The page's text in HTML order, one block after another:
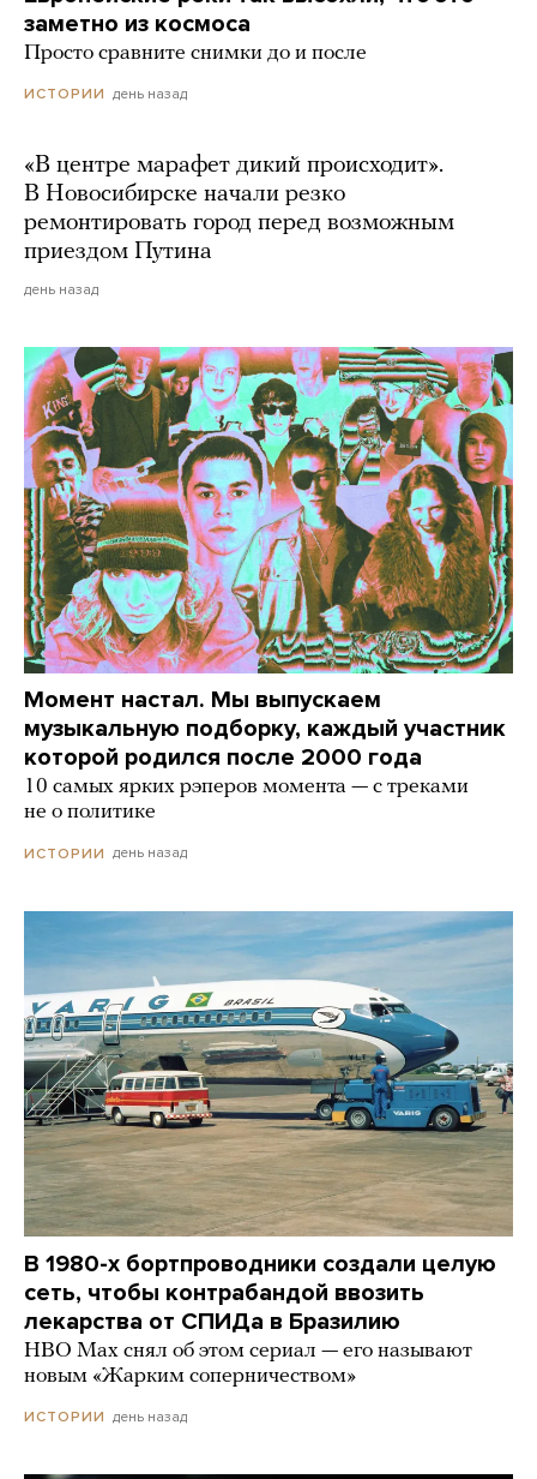
заметно из космоса
Просто сравните снимки до и после
ИСТОРИИ день назад
«В центре марафет дикий происходит».
В Новосибирске начали резко
ремонтировать город перед возможным
приездом Путина
день назад
Момент настал. Мы выпускаем
музыкальную подборку, каждый участник
которой родился после 2000 года
10 самых ярких рэперов момента — с треками
не о политике
ИСТОРИИ день назад
В 1980-х бортпроводники создали целую
сеть, чтобы контрабандой ввозить
лекарства от СПИДа в Бразилию
HBO Max снял об этом сериал — его называют
новым «Жарким соперничеством»
ИСТОРИИ день назад